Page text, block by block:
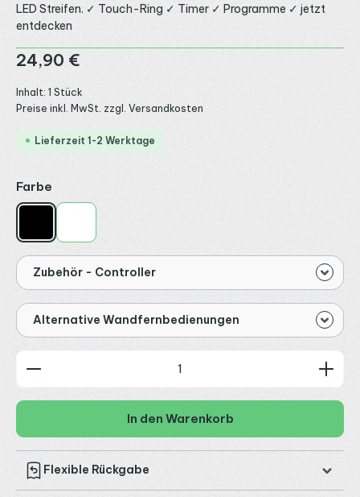
LED Streifen. ✓ Touch-Ring ✓ Timer ✓ Programme ✓ jetzt
entdecken
Regulärer Preis:
24,90 €
Inhalt: 1 Stück
Preise inkl. MwSt. zzgl. Versandkosten
Lieferzeit 1-2 Werktage
Farbe
Zubehör - Controller
Alternative Wandfernbedienungen
Produkt Anzahl: Gib den gewünschten Wert ein
In den Warenkorb
Flexible Rückgabe